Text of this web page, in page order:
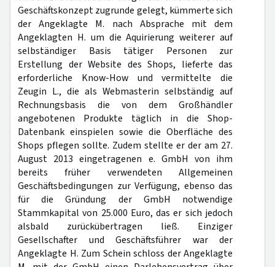
Geschäftskonzept zugrunde gelegt, kümmerte sich
der Angeklagte M. nach Absprache mit dem
Angeklagten H. um die Aquirierung weiterer auf
selbständiger Basis tätiger Personen zur
Erstellung der Website des Shops, lieferte das
erforderliche Know-How und vermittelte die
Zeugin L., die als Webmasterin selbständig auf
Rechnungsbasis die von dem Großhändler
angebotenen Produkte täglich in die Shop-
Datenbank einspielen sowie die Oberfläche des
Shops pflegen sollte. Zudem stellte er der am 27.
August 2013 eingetragenen e. GmbH von ihm
bereits früher verwendeten Allgemeinen
Geschäftsbedingungen zur Verfügung, ebenso das
für die Gründung der GmbH notwendige
Stammkapital von 25.000 Euro, das er sich jedoch
alsbald zurückübertragen ließ. Einziger
Gesellschafter und Geschäftsführer war der
Angeklagte H. Zum Schein schloss der Angeklagte